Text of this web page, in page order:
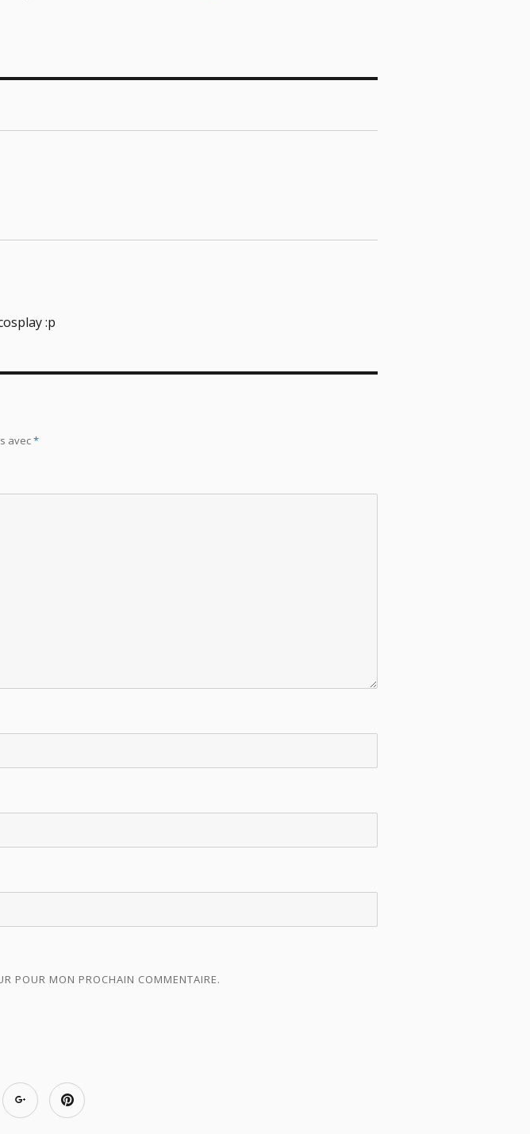
:p
avec*
POUR MON PROCHAIN COMMENTAIRE.